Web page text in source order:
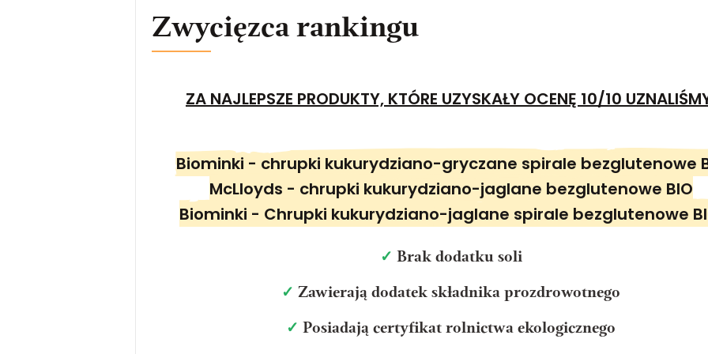
Zwycięzca rankingu
ZA NAJLEPSZE PRODUKTY, KTÓRE UZYSKAŁY OCENĘ 10/10
Biominki - chrupki kukurydziano-gryczane spirale bezglutenowe
McLloyds - chrupki kukurydziano-jaglane bezglutenowe BIO
Biominki - Chrupki kukurydziano-jaglane spirale bezglutenowe
✓ Brak dodatku soli
✓ Zawierają dodatek składnika prozdrowotnego
✓ Posiadają certyfikat rolnictwa ekologicznego